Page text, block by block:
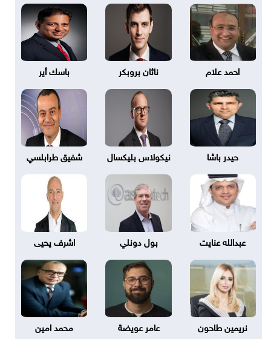
احمد علام ناثان بروبكر باسك أير
حيدر باشا نيكولاس بليكسال شفيق طرابلسي
عبدالله عنايت بول دونلي اشرف يحيى
نريمين طاحون عامر عويضة محمد امين